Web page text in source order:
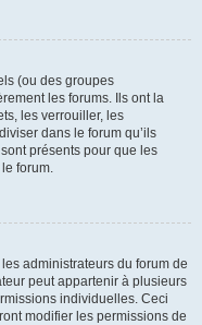
(ou des groupes
les forums. Ils ont la
les verrouiller, les
dans le forum qu’ils
présents pour que les
forum.
administrateurs du forum de
peut appartenir à plusieurs
individuelles. Ceci
modifier les permissions de